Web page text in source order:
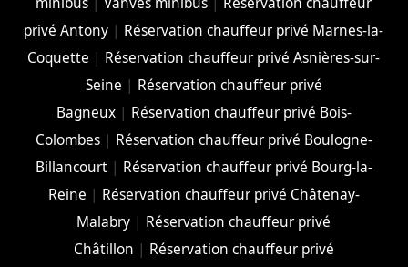
privé Antony | Réservation chauffeur privé Marnes-la-
Coquette | Réservation chauffeur privé Asnières-sur-
Seine | Réservation chauffeur privé
Bagneux| Réservation chauffeur privé Bois-
Colombes| Réservation chauffeur privé Boulogne-
Billancourt| Réservation chauffeur privé Bourg-la-
Reine | Réservation chauffeur privé Châtenay-
Malabry | Réservation chauffeur privé
Châtillon | Réservation chauffeur privé